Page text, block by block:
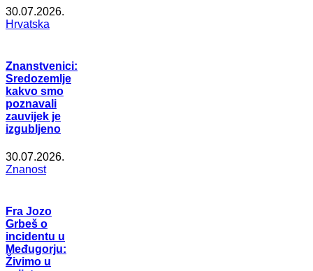
30.07.2026.
Hrvatska
Znanstvenici:
Sredozemlje
kakvo smo
poznavali
zauvijek je
izgubljeno
30.07.2026.
Znanost
Fra Jozo
Grbeš o
incidentu u
Međugorju:
Živimo u